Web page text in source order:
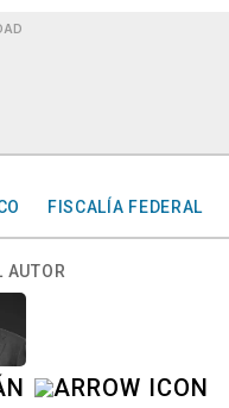
FISCALÍA FEDERAL
AUTOR